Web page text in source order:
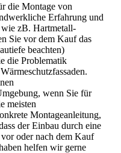
die Montage von
Erfahrung und
wie zB. Hartmetall-
Sie vor dem Kauf das
beachten)
die Problematik
wenn Sie für
meisten
Montageanleitung,
der Einbau durch eine
oder nach dem Kauf
helfen wir gerne